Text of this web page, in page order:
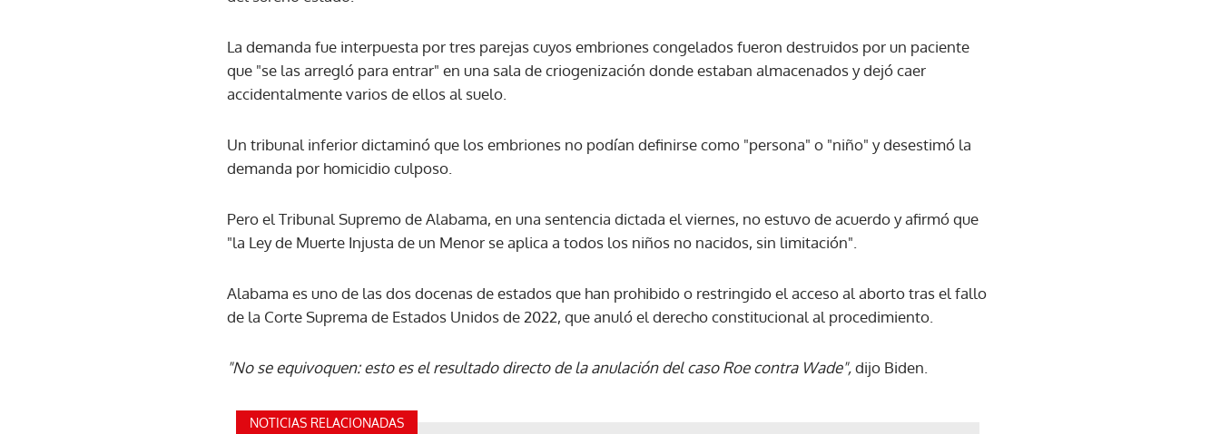
La demanda fue interpuesta por tres parejas cuyos embriones congelados fueron destruidos por un paciente
que "se las arregló para entrar" en una sala de criogenización donde estaban almacenados y dejó caer
accidentalmente varios de ellos al suelo.
Un tribunal inferior dictaminó que los embriones no podían definirse como "persona" o "niño" y desestimó la
demanda por homicidio culposo.
Pero el Tribunal Supremo de Alabama, en una sentencia dictada el viernes, no estuvo de acuerdo y afirmó que
"la Ley de Muerte Injusta de un Menor se aplica a todos los niños no nacidos, sin limitación".
Alabama es uno de las dos docenas de estados que han prohibido o restringido el acceso al aborto tras el fallo
de la Corte Suprema de Estados Unidos de 2022, que anuló el derecho constitucional al procedimiento.
"No se equivoquen: esto es el resultado directo de la anulación del caso Roe contra Wade",dijo Biden.
NOTICIAS RELACIONADAS